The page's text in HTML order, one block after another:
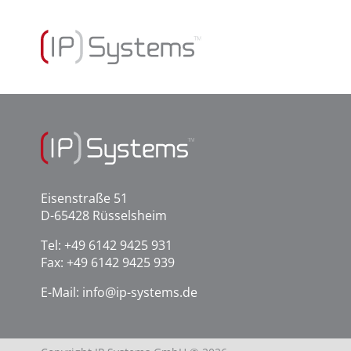
Eisenstraße 51
D-65428 Rüsselsheim
Tel: +49 6142 9425 931
Fax: +49 6142 9425 939
E-Mail: info@ip-systems.de